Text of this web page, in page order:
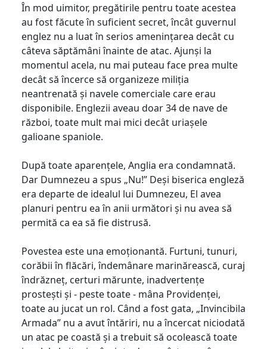
În mod uimitor, pregătirile pentru toate acestea
au fost făcute în suficient secret, încât guvernul
englez nu a luat în serios amenințarea decât cu
câteva săptămâni înainte de atac. Ajunși la
momentul acela, nu mai puteau face prea multe
decât să încerce să organizeze miliția
neantrenată și navele comerciale care erau
disponibile. Englezii aveau doar 34 de nave de
război, toate mult mai mici decât uriașele
galioane spaniole.
După toate aparențele, Anglia era condamnată.
Dar Dumnezeu a spus „Nu!” Deși biserica engleză
era departe de idealul lui Dumnezeu, El avea
planuri pentru ea în anii următori și nu avea să
permită ca ea să fie distrusă.
Povestea este una emoționantă. Furtuni, tunuri,
corăbii în flăcări, îndemânare marinărească, curaj
îndrăzneț, certuri mărunte, inadvertențe
prostești și - peste toate - mâna Providenței,
toate au jucat un rol. Când a fost gata, „Invincibila
Armada” nu a avut întăriri, nu a încercat niciodată
un atac pe coastă și a trebuit să ocolească toate